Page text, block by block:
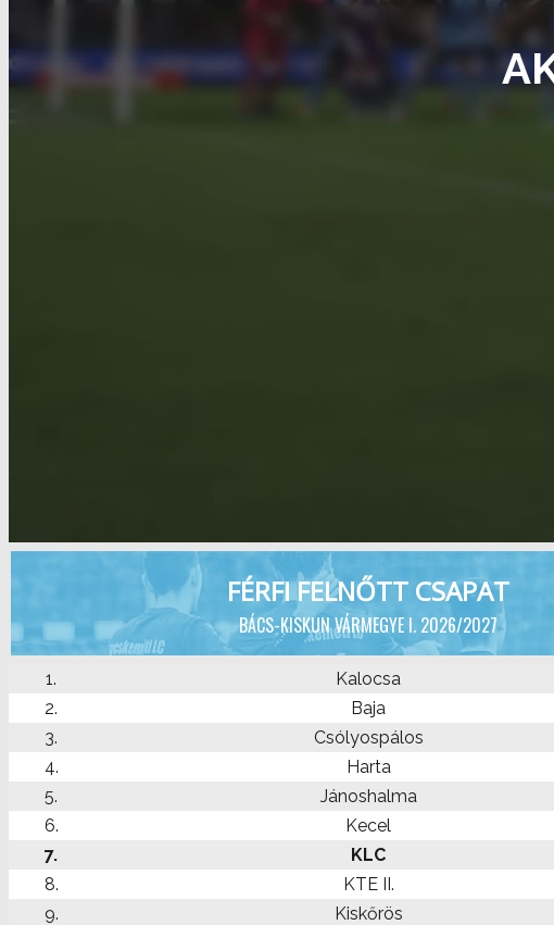
FÉRFI FELNŐTT CSAPAT
BÁCS-KISKUN VÁRMEGYE I. 2026/2027
1. Kalocsa
2.
Baja
3.
Csólyospálos
4.
Harta
5.
Jánoshalma
6.
Kecel
7.
KLC
8.
KTE II.
9.
Kiskőrös